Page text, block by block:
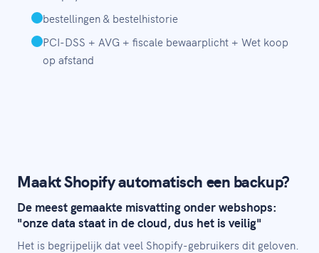
bestellingen & bestelhistorie
PCI-DSS + AVG + fiscale bewaarplicht + Wet koop
op afstand
Maakt Shopify automatisch een backup?
De meest gemaakte misvatting onder webshops:
"onze data staat in de cloud, dus het is veilig"
Het is begrijpelijk dat veel Shopify-gebruikers dit geloven.